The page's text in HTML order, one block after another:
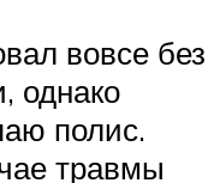
вовсе без
однако
полис.
травмы